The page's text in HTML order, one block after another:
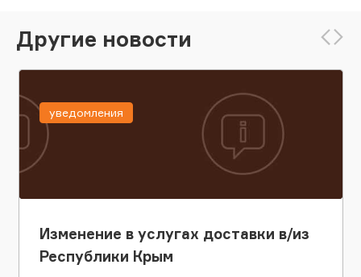
Другие новости
Изменение в услугах доставки в/из
Республики Крым
уведомления